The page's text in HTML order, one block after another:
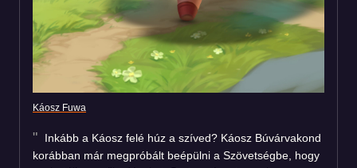
Káosz Fuwa
Inkább a Káosz felé húz a szíved? Káosz Búvárvakond
korábban már megpróbált beépülni a Szövetségbe, hogy